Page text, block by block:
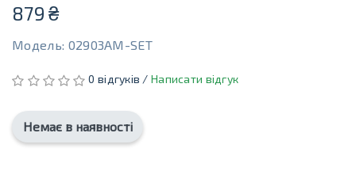
879 ₴
Модель: 02903AM-SET
0 відгуків /Написати відгук
Немає в наявності